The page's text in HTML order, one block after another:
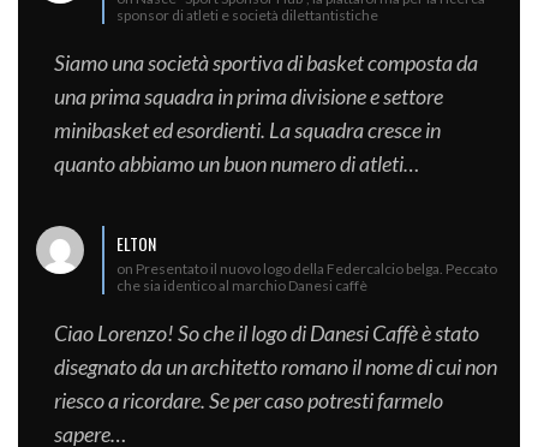
sponsor di atleti e società dilettantistiche
Siamo una società sportiva di basket composta da
una prima squadra in prima divisione e settore
minibasket ed esordienti. La squadra cresce in
quanto abbiamo un buon numero di atleti…
ELTON
on Presentato il nuovo logo della Federcalcio belga. Peccato
che sia identico al marchio Danesi caffè
Ciao Lorenzo! So che il logo di Danesi Caffè è stato
disegnato da un architetto romano il nome di cui non
riesco a ricordare. Se per caso potresti farmelo
sapere…